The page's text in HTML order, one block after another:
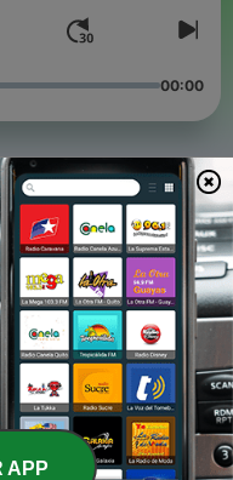
00:00
AUDIORAMA
APP